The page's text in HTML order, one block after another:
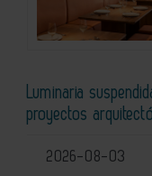
Luminaria
proyectos
2026-08-03